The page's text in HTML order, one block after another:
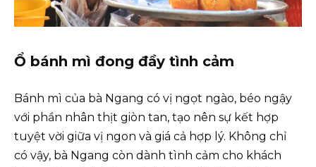
Ổ bánh mì đong đầy tình cảm
Bánh mì của bà Ngang có vị ngọt ngào, béo ngậy
với phần nhân thịt giòn tan, tạo nên sự kết hợp
tuyệt vời giữa vị ngon và giá cả hợp lý. Không chỉ
có vậy, bà Ngang còn dành tình cảm cho khách